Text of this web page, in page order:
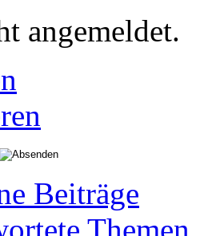
angemeldet.
Beiträge